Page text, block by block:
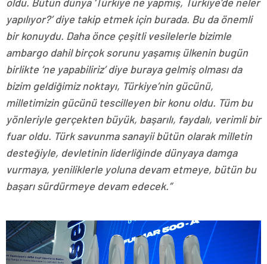
yapılıyor?’ diye takip etmek için burada. Bu da önemli
bir konuydu. Daha önce çeşitli vesilelerle bizimle
ambargo dahil birçok sorunu yaşamış ülkenin bugün
birlikte ‘ne yapabiliriz’ diye buraya gelmiş olması da
bizim geldiğimiz noktayı, Türkiye’nin gücünü,
milletimizin gücünü tescilleyen bir konu oldu. Tüm bu
yönleriyle gerçekten büyük, başarılı, faydalı, verimli bir
fuar oldu. Türk savunma sanayii bütün olarak milletin
desteğiyle, devletinin liderliğinde dünyaya damga
vurmaya, yeniliklerle yoluna devam etmeye, bütün bu
başarı sürdürmeye devam edecek.”